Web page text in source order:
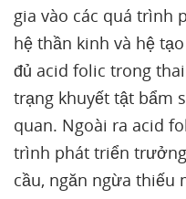
gia vào các quá trình
hệ thần kinh và hệ
đủ acid folic trong
trạng khuyết tật bẩm
quan. Ngoài ra acid
trình phát triển
cầu, ngăn ngừa thiếu